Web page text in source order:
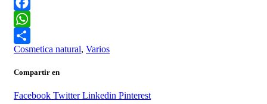
Facebook
WhatsApp
Compartir
Cosmetica natural, Varios
Compartir en
Facebook TwitterLinkedin Pinterest